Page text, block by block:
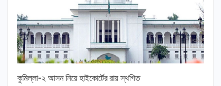
কুমিল্লা-২ আসন নিয়ে হাইকোর্টের রায় স্থগিত